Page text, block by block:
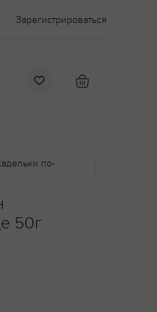
Зарегистрироваться
по-
50г